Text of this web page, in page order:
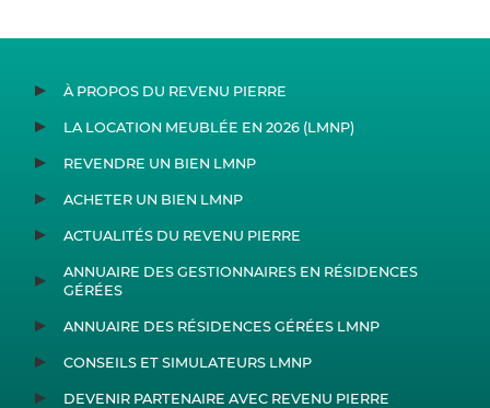
À PROPOS DU REVENU PIERRE
LA LOCATION MEUBLÉE EN 2026 (LMNP)
REVENDRE UN BIEN LMNP
ACHETER UN BIEN LMNP
ACTUALITÉS DU REVENU PIERRE
ANNUAIRE DES GESTIONNAIRES EN RÉSIDENCES
GÉRÉES
ANNUAIRE DES RÉSIDENCES GÉRÉES LMNP
CONSEILS ET SIMULATEURS LMNP
DEVENIR PARTENAIRE AVEC REVENU PIERRE